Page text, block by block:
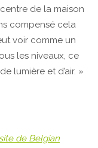
de la maison
compensé cela
voir comme un
les niveaux, ce
lumière et d’air. »
de Belgian